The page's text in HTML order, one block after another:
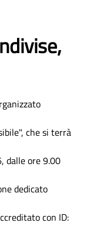
che si terrà
dalle ore 9.00
dedicato
con ID: